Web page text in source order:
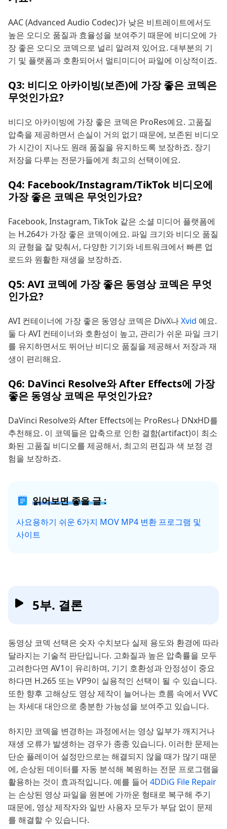
AAC (Advanced Audio Codec)가 낮은 비트레이트에서도
높은 오디오 품질과 효율성을 보여주기 때문에 비디오에 가
장 좋은 오디오 코덱으로 널리 알려져 있어요. 대부분의 기
기 및 플랫폼과 호환되어서 멀티미디어 파일에 이상적이죠.
Q3: 비디오 아카이빙(보존)에 가장 좋은 코덱은
무엇인가요?
비디오 아카이빙에 가장 좋은 코덱은 ProRes예요. 고품질
압축을 제공하면서 손실이 거의 없기 때문에, 보존된 비디오
가 시간이 지나도 원래 품질을 유지하도록 보장하죠. 장기
저장을 다루는 전문가들에게 최고의 선택이에요.
Q4: Facebook/Instagram/TikTok 비디오에
가장 좋은 코덱은 무엇인가요?
Facebook, Instagram, TikTok 같은 소셜 미디어 플랫폼에
는 H.264가 가장 좋은 코덱이에요. 파일 크기와 비디오 품질
의 균형을 잘 맞춰서, 다양한 기기와 네트워크에서 빠른 업
로드와 원활한 재생을 보장하죠.
Q5: AVI 코덱에 가장 좋은 동영상 코덱은 무엇
인가요?
AVI 컨테이너에 가장 좋은 동영상 코덱은 DivX나Xvid 예요.
둘 다 AVI 컨테이너와 호환성이 높고, 관리가 쉬운 파일 크기
를 유지하면서도 뛰어난 비디오 품질을 제공해서 저장과 재
생이 편리해요.
Q6: DaVinci Resolve와 After Effects에 가장
좋은 동영상 코덱은 무엇인가요?
DaVinci Resolve와 After Effects에는 ProRes나 DNxHD를
추천해요. 이 코덱들은 압축으로 인한 결함(artifact)이 최소
화된 고품질 비디오를 제공해서, 최고의 편집과 색 보정 경
험을 보장하죠.
읽어보면 좋을 글 :
사요용하기 쉬운 6가지 MOV MP4 변환 프로그램 및
사이트
5부. 결론
동영상 코덱 선택은 숫자 수치보다 실제 용도와 환경에 따라
달라지는 기술적 판단입니다. 고화질과 높은 압축률을 모두
고려한다면 AV1이 유리하며, 기기 호환성과 안정성이 중요
하다면 H.265 또는 VP9이 실용적인 선택이 될 수 있습니다.
또한 향후 고해상도 영상 제작이 늘어나는 흐름 속에서 VVC
는 차세대 대안으로 충분한 가능성을 보여주고 있습니다.
하지만 코덱을 변경하는 과정에서는 영상 일부가 깨지거나
재생 오류가 발생하는 경우가 종종 있습니다. 이러한 문제는
단순 플레이어 설정만으로는 해결되지 않을 때가 많기 때문
에, 손상된 데이터를 자동 분석해 복원하는 전문 프로그램을
활용하는 것이 효과적입니다. 예를 들어 4DDiG File Repair
는 손상된 영상 파일을 원본에 가까운 형태로 복구해 주기
때문에, 영상 제작자와 일반 사용자 모두가 부담 없이 문제
를 해결할 수 있습니다.